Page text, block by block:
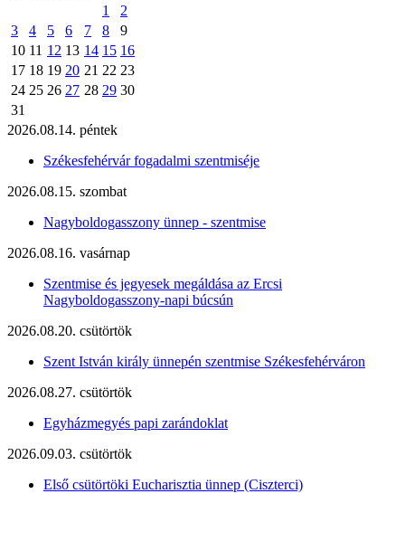
1
2
3
4 5 6 7 8
9
10 11 12 13 14 15 16
17 18 19 20 21 22 23
24 25 26 27 28 29 30
31
2026.08.14. péntek
Székesfehérvár fogadalmi szentmiséje
2026.08.15. szombat
Nagyboldogasszony ünnep - szentmise
2026.08.16. vasárnap
Szentmise és jegyesek megáldása az Ercsi
Nagyboldogasszony-napi búcsún
2026.08.20. csütörtök
Szent István király ünnepén szentmise Székesfehérváron
2026.08.27. csütörtök
Egyházmegyés papi zarándoklat
2026.09.03. csütörtök
Első csütörtöki Eucharisztia ünnep (Ciszterci)